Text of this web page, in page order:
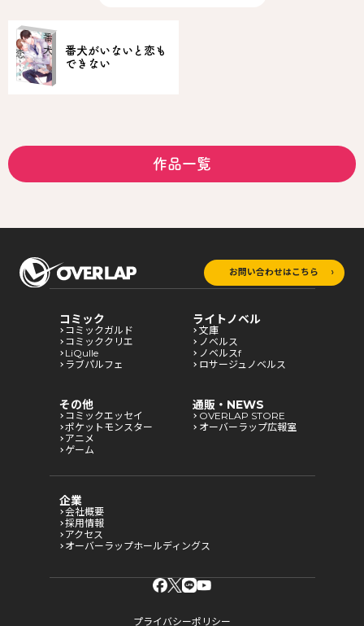
番犬がいないと恋も
できない
作品一覧
お問い合わせはこちら
コミック
コミックガルド
コミッククリエ
LiQulle
ラブパルフェ
ライトノベル
文庫
ノベルス
ノベルスf
ロサージュノベルス
その他
コミックエッセイ
ポケットモンスター
アニメ
ゲーム
通販・NEWS
OVERLAP STORE
オーバーラップ広報室
企業
会社概要
採用情報
アクセス
オーバーラップホールディングス
プライバシーポリシー